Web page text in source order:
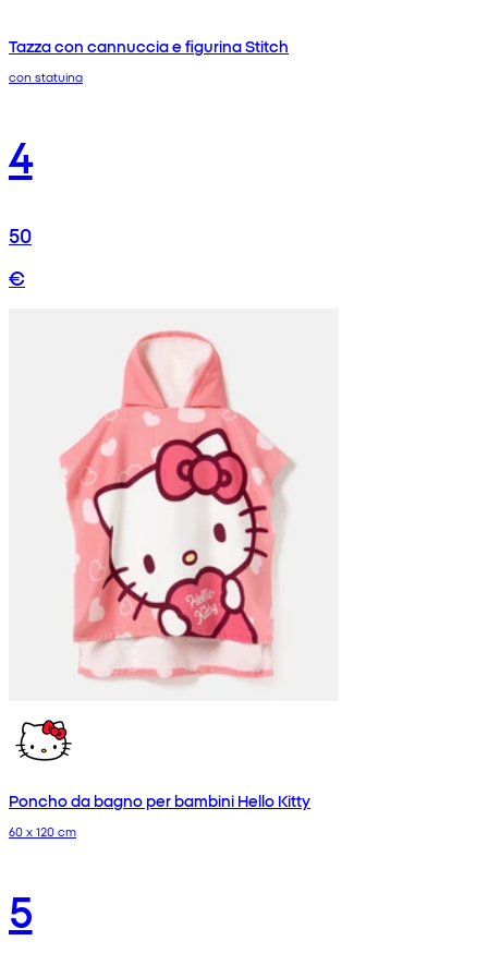
Tazza con cannuccia e figurina Stitch
con statuina
4
50
€
Poncho da bagno per bambini Hello Kitty
60 x 120 cm
5